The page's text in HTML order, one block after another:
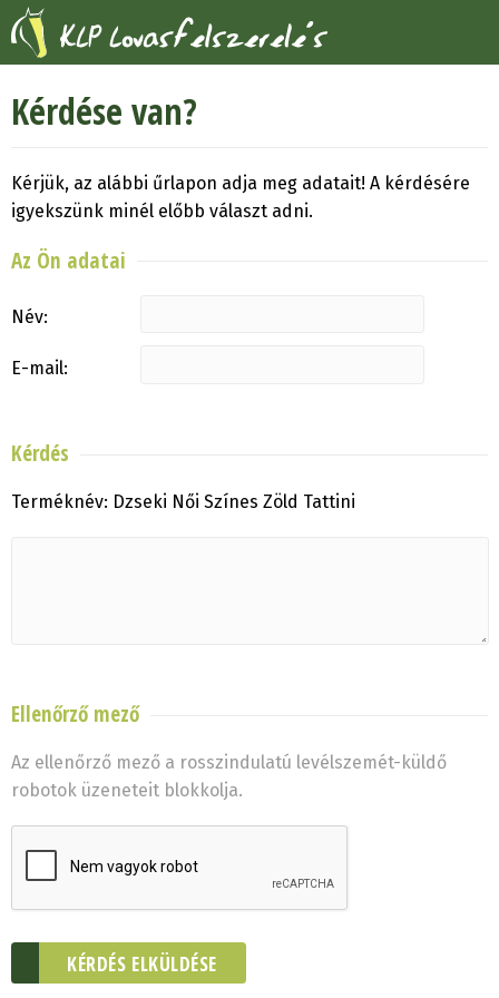
Kérdése van?
Kérjük, az alábbi űrlapon adja meg adatait! A kérdésére
igyekszünk minél előbb választ adni.
Az Ön adatai
Név:
E-mail:
Kérdés
Terméknév: Dzseki Női Színes Zöld Tattini
Ellenőrző mező
Az ellenőrző mező a rosszindulatú levélszemét-küldő
robotok üzeneteit blokkolja.